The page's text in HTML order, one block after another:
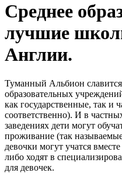
Среднее
лучшие
Англии.
Туманный Альбион
образовательных
как государственные, так и
соответственно). И в
заведениях дети могут
проживание (так
девочки могут учатся
либо ходят в
для девочек.